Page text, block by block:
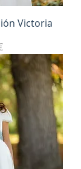
Victoria